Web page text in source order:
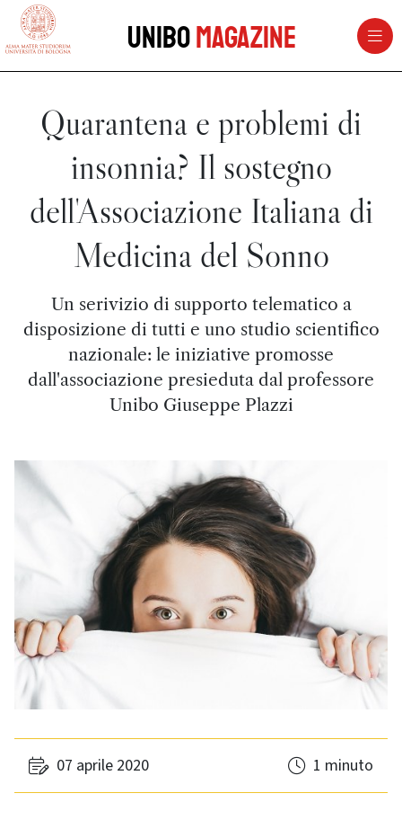
vai al contenuto della pagina
UniboMagazine
Quarantena e problemi di
insonnia? Il sostegno
dell'Associazione Italiana di
Medicina del Sonno
Un serivizio di supporto telematico a
disposizione di tutti e uno studio scientifico
nazionale: le iniziative promosse
dall'associazione presieduta dal professore
Unibo Giuseppe Plazzi
07 aprile 2020 1 minuto